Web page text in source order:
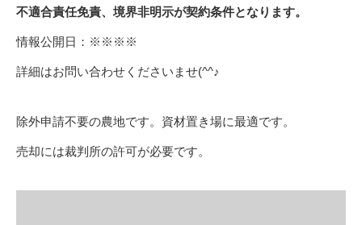
不適合責任免責、境界非明示が契約条件となります。
情報公開日：※※※※
詳細はお問い合わせくださいませ(^^♪
除外申請不要の農地です。資材置き場に最適です。
売却には裁判所の許可が必要です。